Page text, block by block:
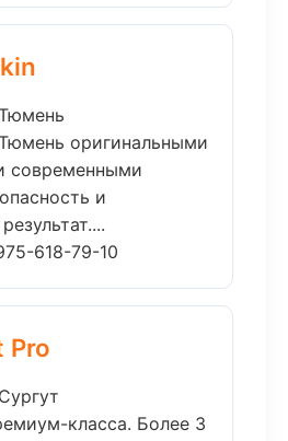
оригинальными
современными
и
618-79-10
Pro
класса. Более 3